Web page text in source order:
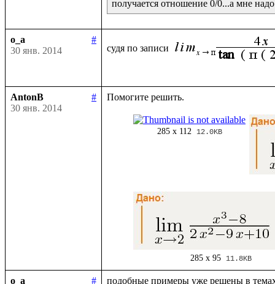
o_a
#
30 янв. 2014
судя по записи
AntonB
#
30 янв. 2014
285 x 112 12.0KB
285 x 95 11.8KB
o_a #